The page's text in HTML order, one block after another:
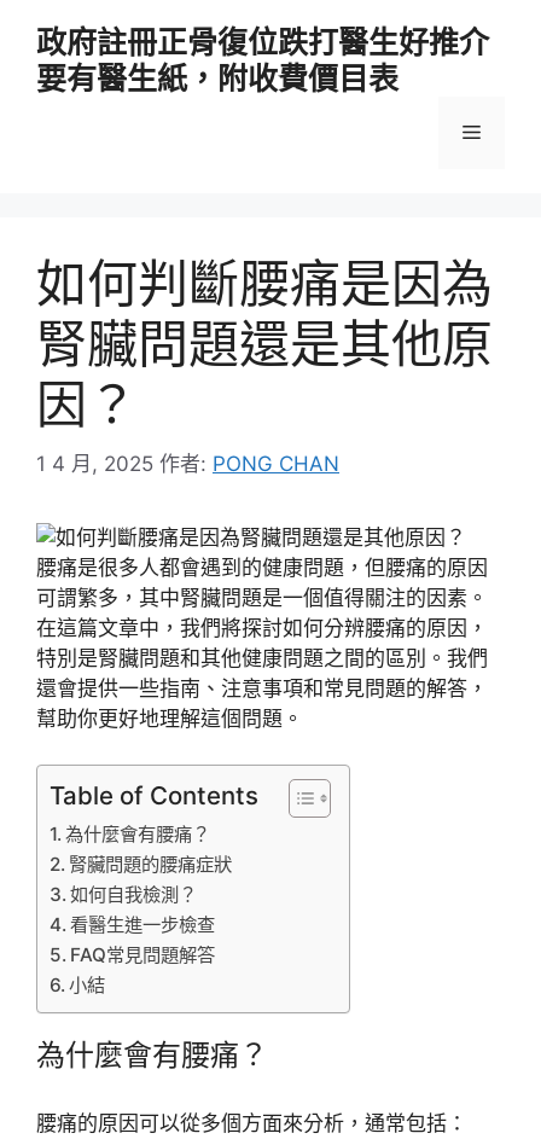
政府註冊正骨復位跌打醫生好推介
要有醫生紙，附收費價目表
選
如何判斷腰痛是因為
腎臟問題還是其他原
因？
1 4 月, 2025 作者: PONG CHAN
腰痛是很多人都會遇到的健康問題，但腰痛的原因
可謂繁多，其中腎臟問題是一個值得關注的因素。
在這篇文章中，我們將探討如何分辨腰痛的原因，
特別是腎臟問題和其他健康問題之間的區別。我們
還會提供一些指南、注意事項和常見問題的解答，
幫助你更好地理解這個問題。
Table of Contents
為什麼會有腰痛？
腎臟問題的腰痛症狀
如何自我檢測？
看醫生進一步檢查
FAQ常見問題解答
小結
為什麼會有腰痛？
腰痛的原因可以從多個方面來分析，通常包括：